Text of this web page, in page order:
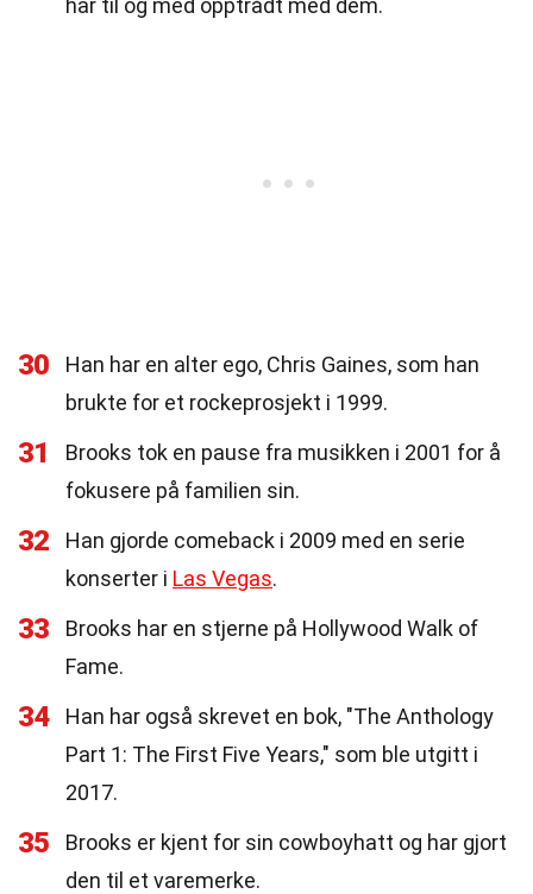
har til og med opptrådt med dem.
30
Han har en alter ego, Chris Gaines, som han
brukte for et rockeprosjekt i 1999.
31
Brooks tok en pause fra musikken i 2001 for å
fokusere på familien sin.
32
Han gjorde comeback i 2009 med en serie
konserter i Las Vegas.
33
Brooks har en stjerne på Hollywood Walk of
Fame.
34
Han har også skrevet en bok, "The Anthology
Part 1: The First Five Years," som ble utgitt i
2017.
35
Brooks er kjent for sin cowboyhatt og har gjort
den til et varemerke.